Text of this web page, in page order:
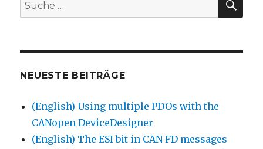
nach:
NEUESTE BEITRÄGE
(English) Using multiple PDOs with the
CANopen DeviceDesigner
(English) The ESI bit in CAN FD messages